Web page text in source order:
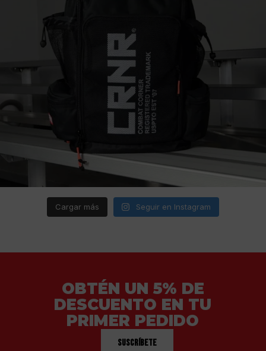
Cargar más Seguir en Instagram
OBTÉN UN 5% DE
DESCUENTO EN TU
PRIMER PEDIDO
Suscríbete